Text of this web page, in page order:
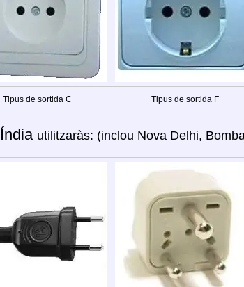
Tipus de sortida C Tipus de sortida F
Índia utilitzaràs: (inclou Nova Delhi,